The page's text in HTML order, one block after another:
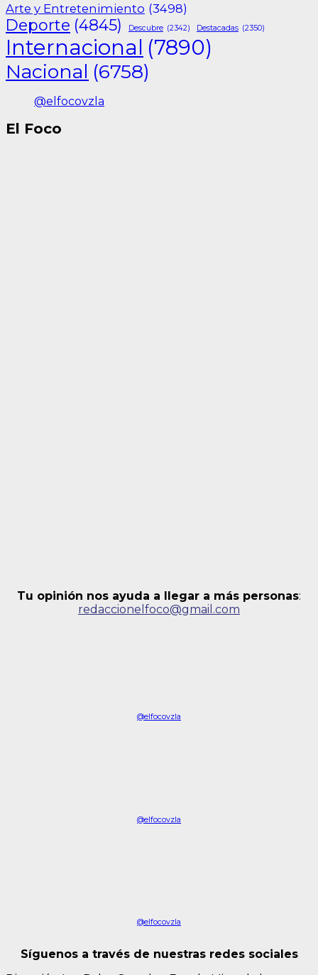
Arte y Entretenimiento (3498)
Deporte (4845) Descubre (2342) Destacadas (2350)
Internacional (7890)
Nacional (6758)
@elfocovzla
El Foco
Tu opinión nos ayuda a llegar a más personas:
redaccionelfoco@gmail.com
@elfocovzla
@elfocovzla
@elfocovzla
Síguenos a través de nuestras redes sociales